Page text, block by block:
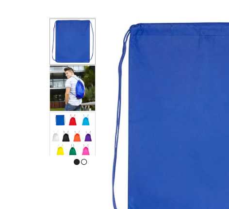
OUTLET